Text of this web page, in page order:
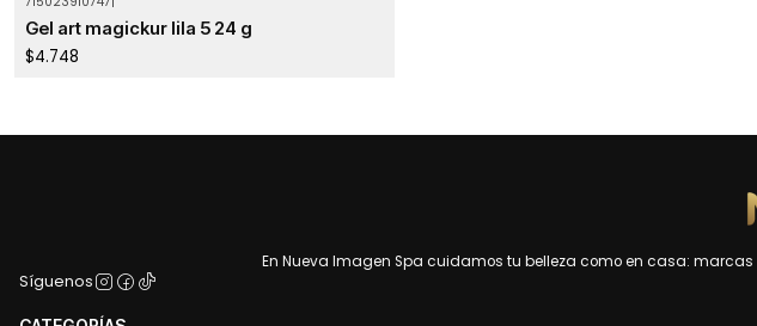
Gel art magickur lila 5 24 g
$4.748
En Nueva Imagen Spa cuidamos tu belleza como en casa:
Síguenos